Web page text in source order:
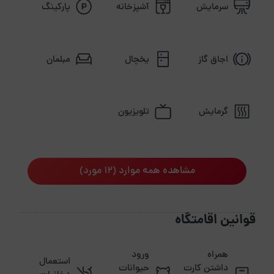
سرمایش آشپزخانه پارکینگ
اجاق گاز یخچال مبلمان
گرمایش تلویزیون
مشاهده همه موارد (12 مورد)
قوانین اقامتگاه
همراه
داشتن کارت
ورود
حیوانات
استعمال